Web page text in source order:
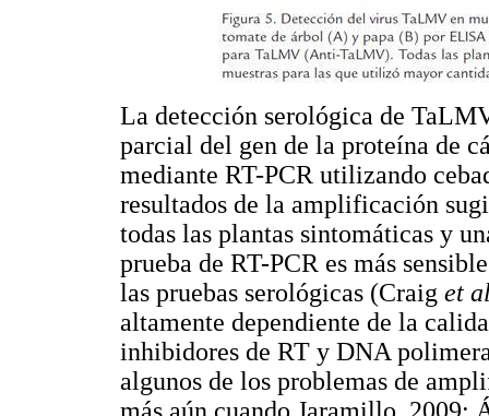
La detección serológica de
parcial del gen de la proteína de
mediante RT-PCR utilizando
resultados de la amplificación
todas las plantas sintomáticas y
prueba de RT-PCR es más
las pruebas serológicas (Craig et
altamente dependiente de la
inhibidores de RT y DNA
algunos de los problemas de